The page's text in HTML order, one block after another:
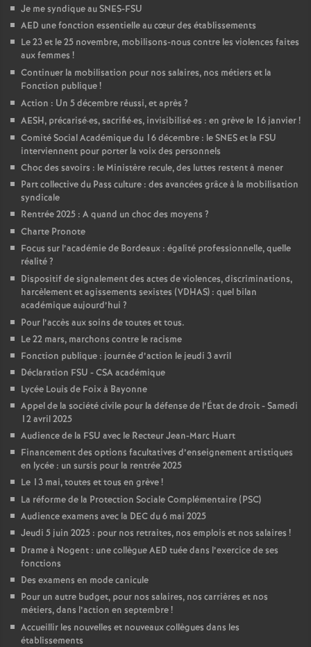
Je me syndique au SNES-FSU
AED une fonction essentielle au cœur des établissements
Le 23 et le 25 novembre, mobilisons-nous contre les violences faites
aux femmes !
Continuer la mobilisation pour nos salaires, nos métiers et la
Fonction publique!
Action : Un 5 décembre réussi, et après ?
AESH, précarisé·es, sacrifié·es, invisibilisé·es : en grève le 16 janvier!
Comité Social Académique du 16 décembre : le SNES et la FSU
interviennent pour porter la voix des personnels
Choc des savoirs : le Ministère recule, des luttes restent à mener
Part collective du Pass culture : des avancées grâce à la mobilisation
syndicale
Rentrée 2025 : A quand un choc des moyens ?
Charte Pronote
Focus sur l’académie de Bordeaux : égalité professionnelle, quelle
réalité?
Dispositif de signalement des actes de violences, discriminations,
harcèlement et agissements sexistes (VDHAS) : quel bilan
académique aujourd’hui ?
Pour l’accès aux soins de toutes et tous.
Le 22 mars, marchons contre le racisme
Fonction publique : journée d’action le jeudi 3 avril
Déclaration FSU - CSA académique
Lycée Louis de Foix à Bayonne
Appel de la société civile pour la défense de l’État de droit - Samedi
12 avril 2025
Audience de la FSU avec le Recteur Jean-Marc Huart
Financement des options facultatives d’enseignement artistiques
en lycée : un sursis pour la rentrée 2025
Le 13 mai, toutes et tous en grève!
La réforme de la Protection Sociale Complémentaire (PSC)
Audience examens avec la DEC du 6 mai 2025
Jeudi 5 juin 2025 : pour nos retraites, nos emplois et nos salaires !
Drame à Nogent : une collègue AED tuée dans l’exercice de ses
fonctions
Des examens en mode canicule
Pour un autre budget, pour nos salaires, nos carrières et nos
métiers, dans l’action en septembre!
Accueillir les nouvelles et nouveaux collègues dans les
établissements